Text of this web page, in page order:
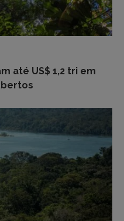
até US$ 1,2 tri em